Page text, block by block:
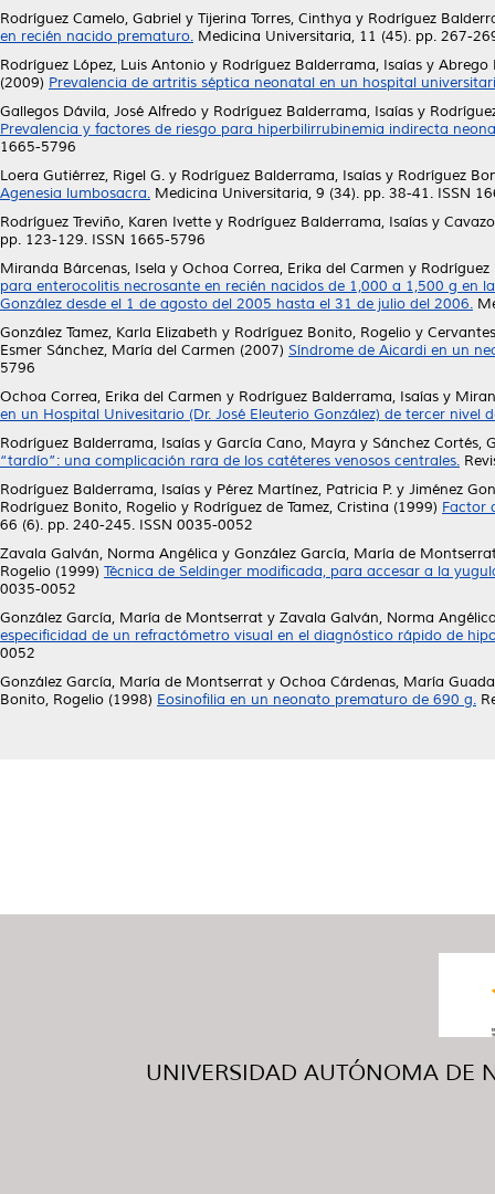
Rodríguez Camelo, Gabriel y Tijerina Torres, Cinthya y Rodríguez
en recién nacido prematuro. Medicina Universitaria, 11 (45). pp. 267-
Rodríguez López, Luis Antonio y Rodríguez Balderrama, Isaías y Abrego
(2009) Prevalencia de artritis séptica neonatal en un hospital
Gallegos Dávila, José Alfredo y Rodríguez Balderrama, Isaías y
Prevalencia y factores de riesgo para hiperbilirrubinemia indirecta
1665-5796
Loera Gutiérrez, Rigel G. y Rodríguez Balderrama, Isaías y Rodríguez
Agenesia lumbosacra. Medicina Universitaria, 9 (34). pp. 38-41. ISSN
Rodríguez Treviño, Karen Ivette y Rodríguez Balderrama, Isaías y
pp. 123-129. ISSN 1665-5796
Miranda Bárcenas, Isela y Ochoa Correa, Erika del Carmen y
para enterocolitis necrosante en recién nacidos de 1,000 a 1,500 g en
González desde el 1 de agosto del 2005 hasta el 31 de julio del 2006.
González Tamez, Karla Elizabeth y Rodríguez Bonito, Rogelio y
Esmer Sánchez, María del Carmen (2007) Síndrome de Aicardi en un
5796
Ochoa Correa, Erika del Carmen y Rodríguez Balderrama, Isaías y
en un Hospital Univesitario (Dr. José Eleuterio González) de tercer nivel
Rodríguez Balderrama, Isaías y García Cano, Mayra y Sánchez Cortés,
“tardío”: una complicación rara de los catéteres venosos centrales.
Rodríguez Balderrama, Isaías y Pérez Martínez, Patricia P. y Jiménez
Rodríguez Bonito, Rogelio y Rodríguez de Tamez, Cristina (1999) Factor
66 (6). pp. 240-245. ISSN 0035-0052
Zavala Galván, Norma Angélica y González García, María de
Rogelio (1999) Técnica de Seldinger modificada, para accesar a la
0035-0052
González García, María de Montserrat y Zavala Galván, Norma
especificidad de un refractómetro visual en el diagnóstico rápido de
0052
González García, María de Montserrat y Ochoa Cárdenas, María
Bonito, Rogelio (1998) Eosinofilia en un neonato prematuro de 690 g.
UNIVERSIDAD AUTÓNOMA DE